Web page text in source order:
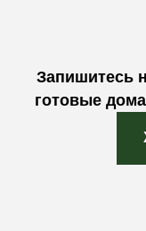
Запишитесь
готовые